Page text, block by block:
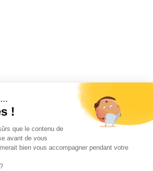
!
que le contenu de
avant de vous
bien vous accompagner pendant votre